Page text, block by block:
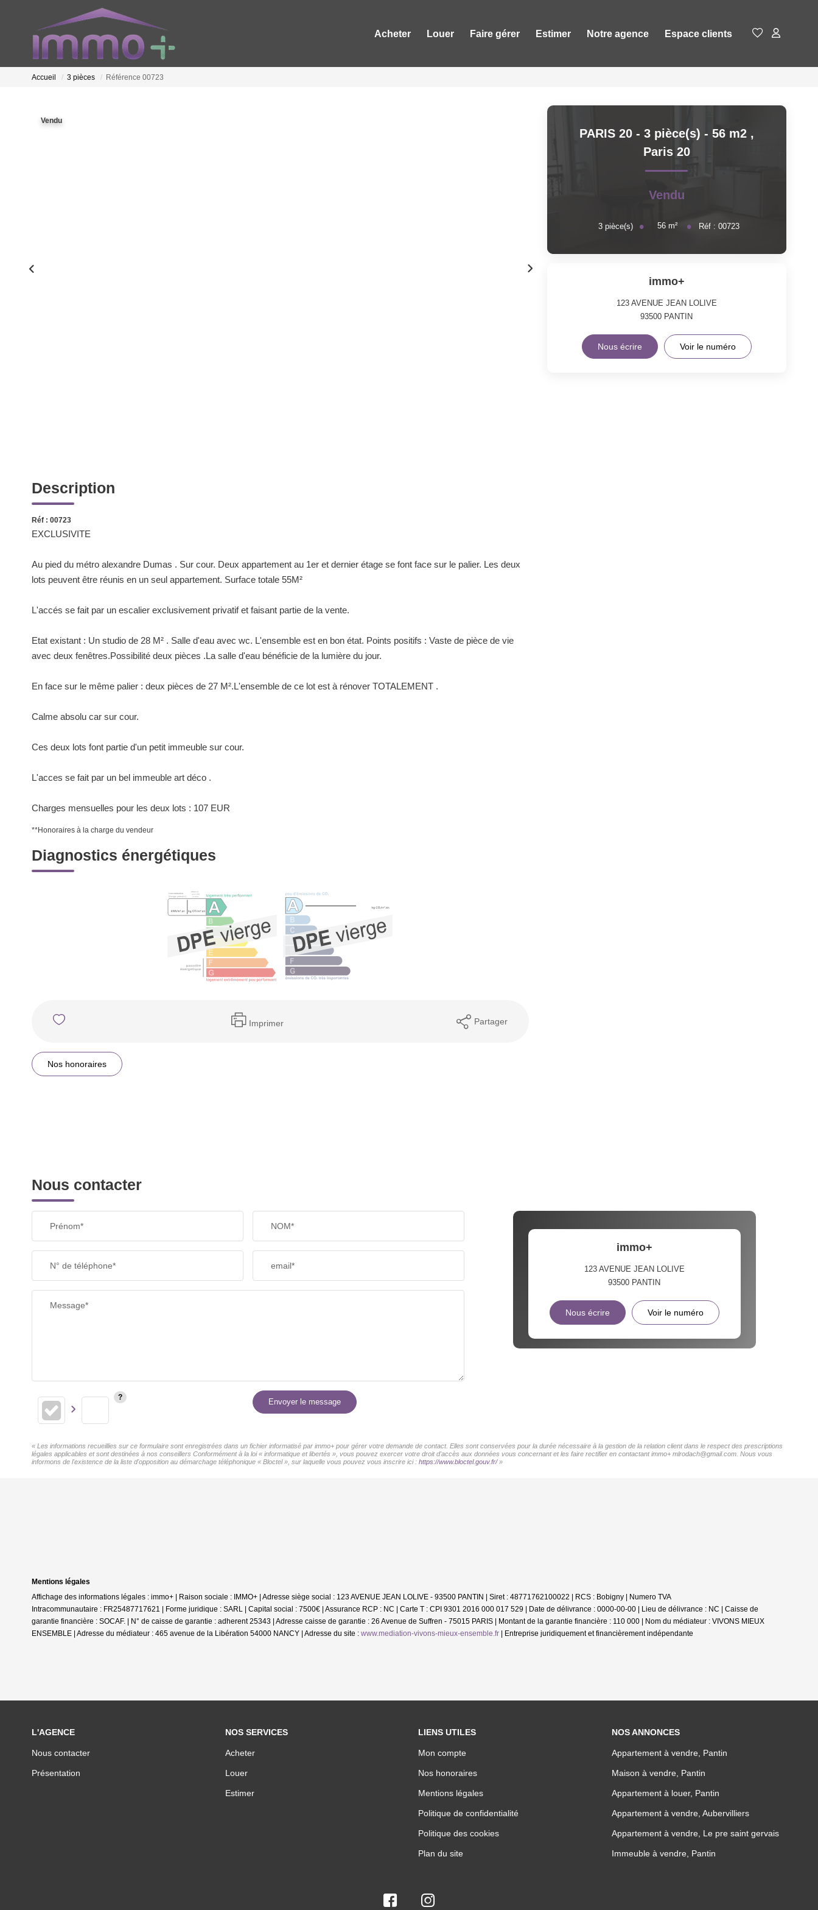
Acheter Louer Faire gérer Estimer Notre agence Espace clients
Accueil 3 pièces Référence 00723
Vendu
Description
Réf : 00723
EXCLUSIVITE
Au pied du métro alexandre Dumas . Sur cour. Deux appartement au 1er et dernier étage se font face sur le palier. Les deux
lots peuvent être réunis en un seul appartement. Surface totale 55M²
L'accés se fait par un escalier exclusivement privatif et faisant partie de la vente.
Etat existant : Un studio de 28 M² . Salle d'eau avec wc. L'ensemble est en bon état. Points positifs : Vaste de pièce de vie
avec deux fenêtres.Possibilité deux pièces .La salle d'eau bénéficie de la lumière du jour.
En face sur le même palier : deux pièces de 27 M².L'ensemble de ce lot est à rénover TOTALEMENT .
Calme absolu car sur cour.
Ces deux lots font partie d'un petit immeuble sur cour.
L'acces se fait par un bel immeuble art déco .
Charges mensuelles pour les deux lots : 107 EUR
**Honoraires à la charge du vendeur
Diagnostics énergétiques
Imprimer Partager
Nos honoraires
PARIS 20 - 3 pièce(s) - 56 m2 ,
Paris 20
Vendu
3pièce(s) 56 m² Réf :00723
immo+
123 AVENUE JEAN LOLIVE
93500 PANTIN
Nous écrire Voir le numéro
Nous contacter
Prénom* NOM*
N° de téléphone* email*
Message*
Envoyer le message
immo+
123 AVENUE JEAN LOLIVE
93500 PANTIN
Nous écrire Voir le numéro
« Les informations recueillies sur ce formulaire sont enregistrées dans un fichier informatisé par immo+ pour gérer votre demande de contact. Elles sont conservées pour la durée nécessaire à la gestion de la relation client dans le respect des prescriptions
légales applicables et sont destinées à nos conseillers Conformément à la loi « informatique et libertés », vous pouvez exercer votre droit d'accès aux données vous concernant et les faire rectifier en contactant immo+ mlrodach@gmail.com. Nous vous
informons de l'existence de la liste d'opposition au démarchage téléphonique « Bloctel », sur laquelle vous pouvez vous inscrire ici : https://www.bloctel.gouv.fr/»
Mentions légales
Affichage des informations légales : immo+ | Raison sociale : IMMO+ | Adresse siège social : 123 AVENUE JEAN LOLIVE - 93500 PANTIN | Siret : 48771762100022 | RCS : Bobigny | Numero TVA
Intracommunautaire : FR25487717621 | Forme juridique : SARL | Capital social : 7500€ | Assurance RCP : NC | Carte T : CPI 9301 2016 000 017 529 | Date de délivrance : 0000-00-00 | Lieu de délivrance : NC | Caisse de
garantie financière : SOCAF. | N° de caisse de garantie : adherent 25343 | Adresse caisse de garantie : 26 Avenue de Suffren - 75015 PARIS | Montant de la garantie financière : 110 000 | Nom du médiateur : VIVONS MIEUX
ENSEMBLE | Adresse du médiateur : 465 avenue de la Libération 54000 NANCY | Adresse du site : www.mediation-vivons-mieux-ensemble.fr Entreprise juridiquement et financièrement indépendante
L'AGENCE
Nous contacter
Présentation
NOS SERVICES
Acheter
Louer
Estimer
LIENS UTILES
Mon compte
Nos honoraires
Mentions légales
Politique de confidentialité
Politique des cookies
Plan du site
NOS ANNONCES
Appartement à vendre, Pantin
Maison à vendre, Pantin
Appartement à louer, Pantin
Appartement à vendre, Aubervilliers
Appartement à vendre, Le pre saint gervais
Immeuble à vendre, Pantin